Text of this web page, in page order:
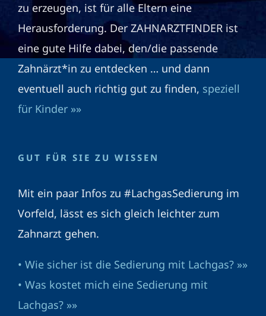
zu erzeugen, ist für alle Eltern eine
Herausforderung. Der ZAHNARZTFINDER ist
eine gute Hilfe dabei, den/die passende
Zahnärzt*in zu entdecken … und dann
eventuell auch richtig gut zu finden, speziell
für Kinder »»
GUT FÜR SIE ZU WISSEN
Mit ein paar Infos zu #LachgasSedierung im
Vorfeld, lässt es sich gleich leichter zum
Zahnarzt gehen.
• Wie sicher ist die Sedierung mit Lachgas? »»
• Was kostet mich eine Sedierung mit
Lachgas? »»